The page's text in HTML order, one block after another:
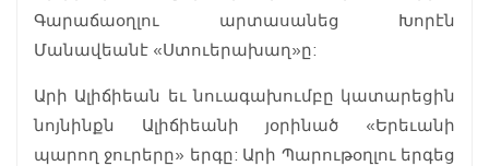
Գարաճաօղլու արտասանեց Խորէն
Մանավեանէ «Ստուերախաղ»ը:
Արի Ալիճիեան եւ նուագախումբը կատարեցին
նոյնինքն Ալիճիեանի յօրինած «Երեւանի
պարող ջուրերը» երգը: Արի Պարութօղլու երգեց